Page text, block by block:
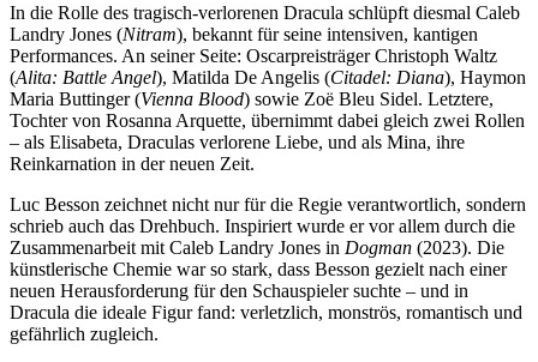
In die Rolle des tragisch-verlorenen Dracula schlüpft diesmal Caleb
Landry Jones (Nitram), bekannt für seine intensiven, kantigen
Performances. An seiner Seite: Oscarpreisträger Christoph Waltz
(Alita: Battle Angel), Matilda De Angelis (Citadel: Diana), Haymon
Maria Buttinger (Vienna Blood) sowie Zoë Bleu Sidel. Letztere,
Tochter von Rosanna Arquette, übernimmt dabei gleich zwei Rollen
– als Elisabeta, Draculas verlorene Liebe, und als Mina, ihre
Reinkarnation in der neuen Zeit.
Luc Besson zeichnet nicht nur für die Regie verantwortlich, sondern
schrieb auch das Drehbuch. Inspiriert wurde er vor allem durch die
Zusammenarbeit mit Caleb Landry Jones in Dogman (2023). Die
künstlerische Chemie war so stark, dass Besson gezielt nach einer
neuen Herausforderung für den Schauspieler suchte – und in
Dracula die ideale Figur fand: verletzlich, monströs, romantisch und
gefährlich zugleich.